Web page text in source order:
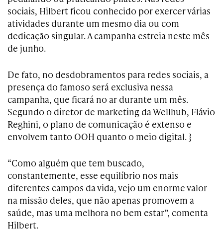
sociais, Hilbert ficou conhecido por exercer várias
atividades durante um mesmo dia ou com
dedicação singular. A campanha estreia neste mês
de junho.
De fato, no desdobramentos para redes sociais, a
presença do famoso será exclusiva nessa
campanha, que ficará no ar durante um mês.
Segundo o diretor de marketing da Wellhub, Flávio
Reghini, o plano de comunicação é extenso e
envolvem tanto OOH quanto o meio digital. }
“Como alguém que tem buscado,
constantemente, esse equilíbrio nos mais
diferentes campos da vida, vejo um enorme valor
na missão deles, que não apenas promovem a
saúde, mas uma melhora no bem estar”, comenta
Hilbert.